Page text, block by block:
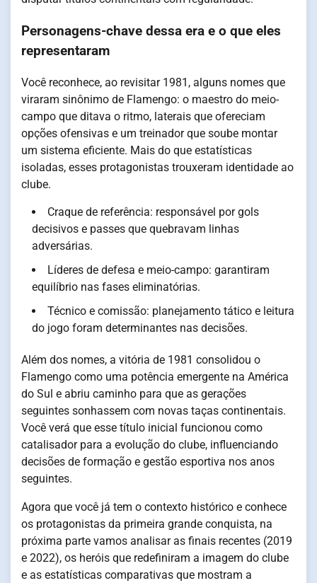
Personagens-chave dessa era e o que eles
representaram
Você reconhece, ao revisitar 1981, alguns nomes que
viraram sinônimo de Flamengo: o maestro do meio-
campo que ditava o ritmo, laterais que ofereciam
opções ofensivas e um treinador que soube montar
um sistema eficiente. Mais do que estatísticas
isoladas, esses protagonistas trouxeram identidade ao
clube.
Craque de referência: responsável por gols
decisivos e passes que quebravam linhas
adversárias.
Líderes de defesa e meio-campo: garantiram
equilíbrio nas fases eliminatórias.
Técnico e comissão: planejamento tático e leitura
do jogo foram determinantes nas decisões.
Além dos nomes, a vitória de 1981 consolidou o
Flamengo como uma potência emergente na América
do Sul e abriu caminho para que as gerações
seguintes sonhassem com novas taças continentais.
Você verá que esse título inicial funcionou como
catalisador para a evolução do clube, influenciando
decisões de formação e gestão esportiva nos anos
seguintes.
Agora que você já tem o contexto histórico e conhece
os protagonistas da primeira grande conquista, na
próxima parte vamos analisar as finais recentes (2019
e 2022), os heróis que redefiniram a imagem do clube
e as estatísticas comparativas que mostram a